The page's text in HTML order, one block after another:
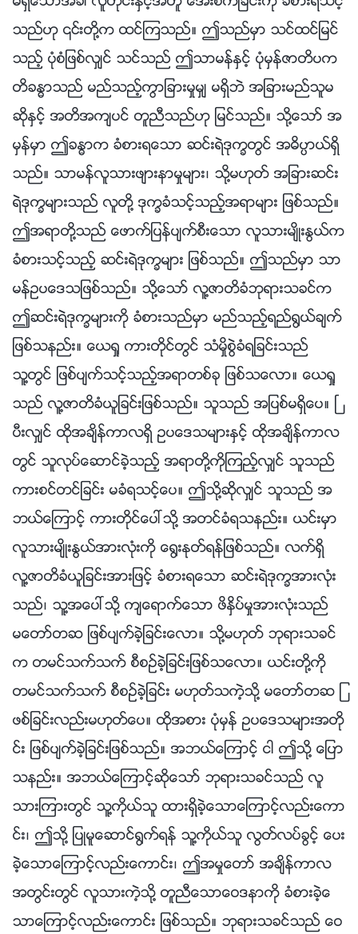
သည္ဟု ၎တို႔က ထင္ၾကသည္။ ဤသည္မွာ သင္ထင္ျမင္
သည့္ ပုံစံျဖစ္လွ်င္ သင္သည္ ဤသာမန္ႏွင့္ ပုံမွန္ဇာတိပက
တိခႏၶာသည္ မည္သည့္ကြာျခားမႈမွ် မရွိဘဲ အျခားမည္သူမ
ဆိုႏွင့္ အတိအက်ပင္ တူညီသည္ဟု ျမင္သည္။ သို႔ေသာ္ အ
မွန္မွာ ဤခႏၶာက ခံစားရေသာ ဆင္းရဲဒုကၡတြင္ အဓိပၸာယ္ရွိ
သည္။ သာမန္လူသားဖ်ားနာမႈမ်ား၊ သို႔မဟုတ္ အျခားဆင္း
ရဲဒုကၡမ်ားသည္ လူတို႔ ဒုကၡခံသင့္သည့္အရာမ်ား ျဖစ္သည္။
ဤအရာတို႔သည္ ေဖာက္ျပန္ပ်က္စီးေသာ လူသားမ်ိဳးႏြယ္က
ခံစားသင့္သည့္ ဆင္းရဲဒုကၡမ်ား ျဖစ္သည္။ ဤသည္မွာ သာ
မန္ဥပေဒသျဖစ္သည္။ သို႔ေသာ္ လူ႔ဇာတိခံဘုရားသခင္က
ဤဆင္းရဲဒုကၡမ်ားကို ခံစားသည္မွာ မည္သည့္ရည္႐ြယ္ခ်က္
ျဖစ္သနည္း။ ေယရႈ ကားတိုင္တြင္ သံမႈိစြဲခံရျခင္းသည္
သူ႔တြင္ ျဖစ္ပ်က္သင့္သည့္အရာတစ္ခု ျဖစ္သေလာ။ ေယရႈ
သည္ လူ႔ဇာတိခံယူျခင္းျဖစ္သည္။ သူသည္ အျပစ္မရွိေပ။ ၿ
ပီးလွ်င္ ထိုအခ်ိန္ကာလရွိ ဥပေဒသမ်ားႏွင့္ ထိုအခ်ိန္ကာလ
တြင္ သူလုပ္ေဆာင္ခဲ့သည့္ အရာတို႔ကိုၾကည့္လွ်င္ သူသည္
ကားစင္တင္ျခင္း မခံရသင့္ေပ။ ဤသို႔ဆိုလွ်င္ သူသည္ အ
ဘယ္ေၾကာင့္ ကားတိုင္ေပၚသို႔ အတင္ခံရသနည္း။ ယင္းမွာ
လူသားမ်ိဳးႏြယ္အားလုံးကို ေ႐ြးႏုတ္ရန္ျဖစ္သည္။ လက္ရွိ
လူ႔ဇာတိခံယူျခင္းအားျဖင့္ ခံစားရေသာ ဆင္းရဲဒုကၡအားလုံး
သည္၊ သူ႔အေပၚသို႔ က်ေရာက္ေသာ ဖိႏွိပ္မႈအားလုံးသည္
မေတာ္တဆ ျဖစ္ပ်က္ခဲ့ျခင္းေလာ။ သို႔မဟုတ္ ဘုရားသခင္
က တမင္သက္သက္ စီစဥ္ခဲ့ျခင္းျဖစ္သေလာ။ ယင္းတို႔ကို
တမင္သက္သက္ စီစဥ္ခဲ့ျခင္း မဟုတ္သကဲ့သို႔ မေတာ္တဆ ျ
ဖစ္ျခင္းလည္းမဟုတ္ေပ။ ထိုအစား ပုံမွန္ ဥပေဒသမ်ားအတို
င္း ျဖစ္ပ်က္ခဲ့ျခင္းျဖစ္သည္။ အဘယ္ေၾကာင့္ ငါ ဤသို႔ ေျပာ
သနည္း။ အဘယ္ေၾကာင့္ဆိုေသာ္ ဘုရားသခင္သည္ လူ
သားၾကားတြင္ သူ႔ကိုယ္သူ ထားရွိခဲ့ေသာေၾကာင့္လည္းေကာ
င္း၊ ဤသို႔ ျပဳမူေဆာင္႐ြက္ရန္ သူ႔ကိုယ္သူ လြတ္လပ္ခြင့္ ေပး
ခဲ့ေသာေၾကာင့္လည္းေကာင္း၊ ဤအမႈေတာ္ အခ်ိန္ကာလ
အတြင္းတြင္ လူသားကဲ့သို႔ တူညီေသာေဝဒနာကို ခံစားခဲ့ေ
သာေၾကာင့္လည္းေကာင္း ျဖစ္သည္။ ဘုရားသခင္သည္ ေဝ